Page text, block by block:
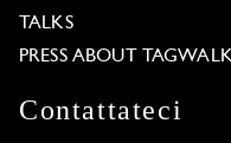
TALKS
PRESS ABOUT
Contattateci